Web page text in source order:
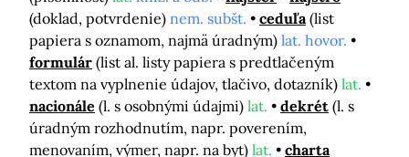
(doklad, potvrdenie) nem. subšt. ceduľa (list
papiera s oznamom, najmä úradným) lat. hovor.
formulár (list al. listy papiera s predtlačeným
textom na vyplnenie údajov, tlačivo, dotazník) lat.
nacionále (l. s osobnými údajmi) lat. dekrét (l. s
úradným rozhodnutím, napr. poverením,
menovaním, výmer, napr. na byt) lat.
charta